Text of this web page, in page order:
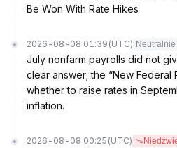
Be Won With Rate Hikes
2026-08-08 01:39 (UTC) Neutralnie
July nonfarm payrolls did not
clear answer; the “New Federal
whether to raise rates in
inflation.
2026-08-08 00:25 (UTC)